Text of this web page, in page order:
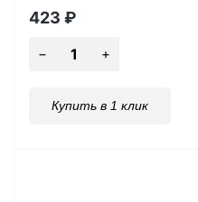
423 ₽
Купить в 1 клик